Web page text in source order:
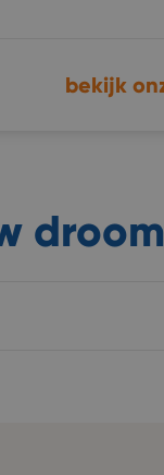
bekijk